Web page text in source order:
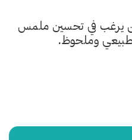
لمَن يرغب في تحسين ملمس
طبيعي وملحوظ.